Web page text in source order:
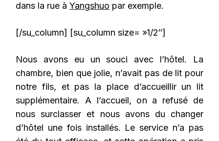
dans la rue à Yangshuo par exemple.
[/su_column] [su_column size= »1/2″]
Nous avons eu un souci avec l’hôtel. La
chambre, bien que jolie, n’avait pas de lit pour
notre fils, et pas la place d’accueillir un lit
supplémentaire. A l’accueil, on a refusé de
nous surclasser et nous avons du changer
d’hôtel une fois installés. Le service n’a pas